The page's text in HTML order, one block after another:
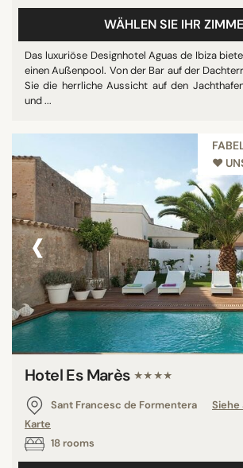
WÄHLEN SIE IHR
Das luxuriöse Designhotel Aguas de Ibiza
einen Außenpool. Von der Bar auf der
Sie die herrliche Aussicht auf den
und ...
♥︎
‹
Hotel Es Marès ★★★★
Sant Francesc de Formentera
Siehe
Karte
18 rooms